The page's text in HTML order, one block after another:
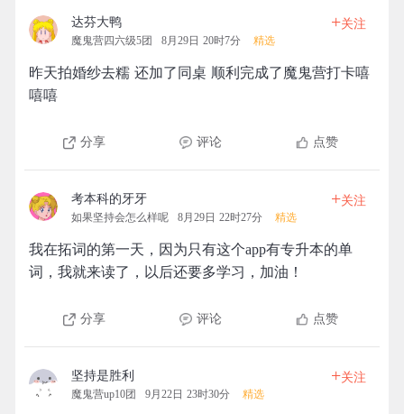
达芬大鸭
魔鬼营四六级5团 8月29日 20时7分 精选
+关注
昨天拍婚纱去糯 还加了同桌 顺利完成了魔鬼营打卡嘻
嘻嘻
分享 评论 点赞
考本科的牙牙
如果坚持会怎么样呢 8月29日 22时27分 精选
+关注
我在拓词的第一天，因为只有这个app有专升本的单
词，我就来读了，以后还要多学习，加油！
分享 评论 点赞
坚持是胜利
魔鬼营up10团 9月22日 23时30分 精选
+关注